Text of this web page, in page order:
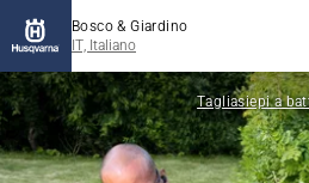
Bosco & Giardino
IT, Italiano
Tagliasiepi a